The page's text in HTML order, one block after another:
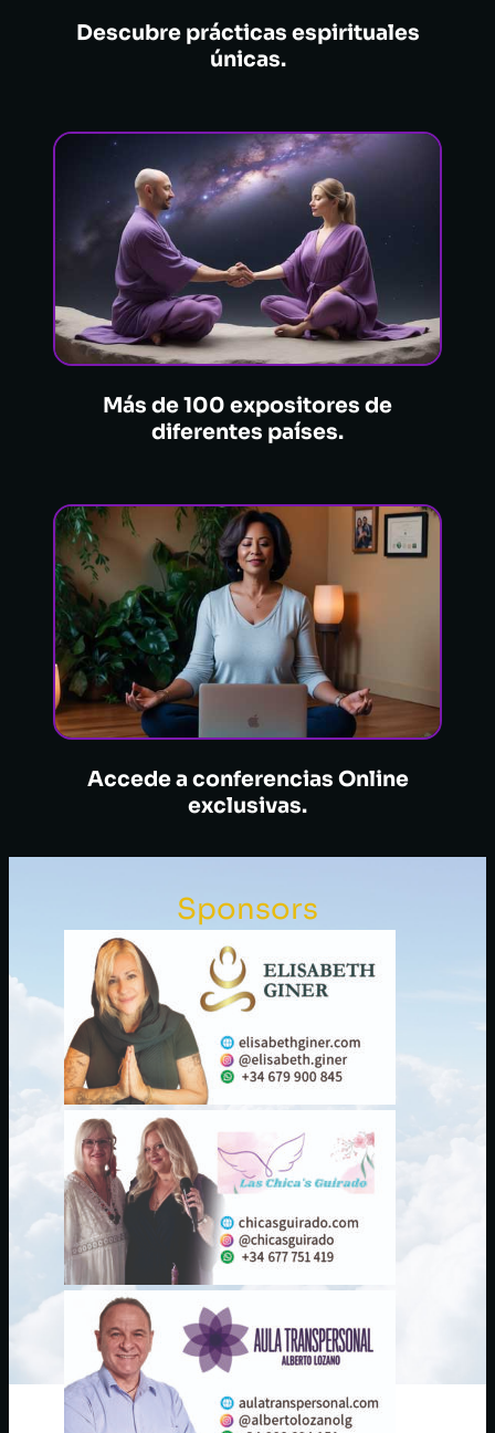
Descubre prácticas espirituales
únicas.
Más de 100 expositores de
diferentes países.
Accede a conferencias Online
exclusivas.
Sponsors